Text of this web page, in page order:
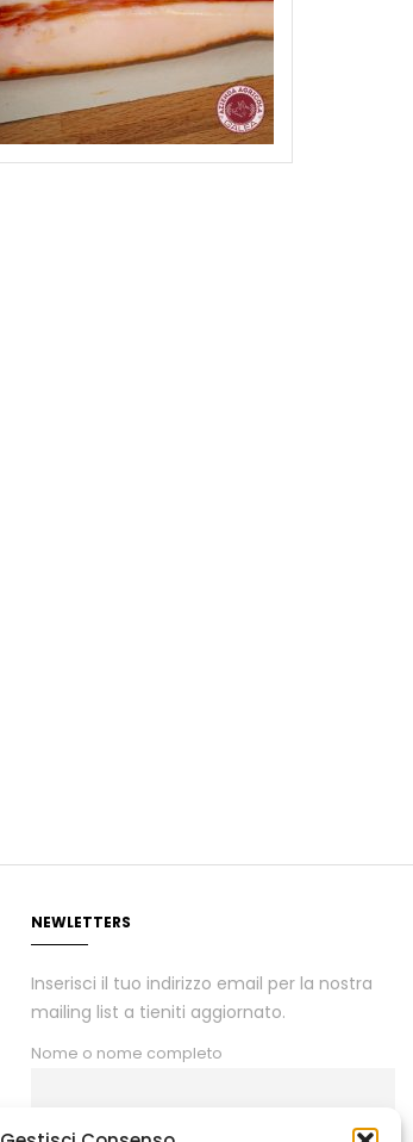
NEWLETTERS
Inserisci il tuo indirizzo email per la nostra
mailing list a tieniti aggiornato.
Nome o nome completo